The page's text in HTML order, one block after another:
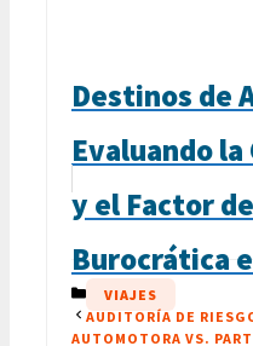
Destinos de
Evaluando
y el Factor
Burocrática
CATEGORÍAS
VIAJES
AUDITORÍA DE
AUTOMOTORA VS.